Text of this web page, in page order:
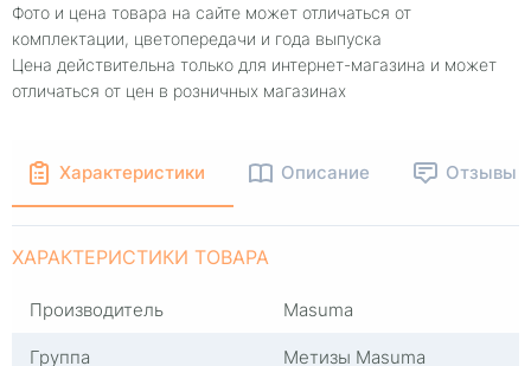
Фото и цена товара на сайте может отличаться от
комплектации, цветопередачи и года выпуска
Цена действительна только для интернет-магазина и может
отличаться от цен в розничных магазинах
Характеристики Описание Отзывы
ХАРАКТЕРИСТИКИ ТОВАРА
Производитель
Masuma
Группа
Метизы Masuma